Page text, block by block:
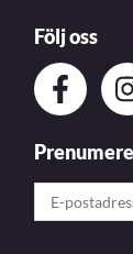
Följ oss